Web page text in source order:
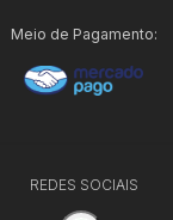
Meio de Pagamento:
REDES SOCIAIS